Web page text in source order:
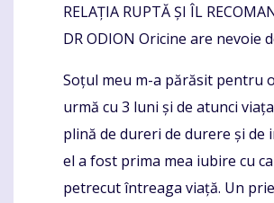
RELAȚIA RUPTĂ ȘI ÎL
DR ODION Oricine are nevoie
Soțul meu m-a părăsit pentru
urmă cu 3 luni și de atunci
plină de dureri de durere și de
el a fost prima mea iubire cu
petrecut întreaga viață. Un